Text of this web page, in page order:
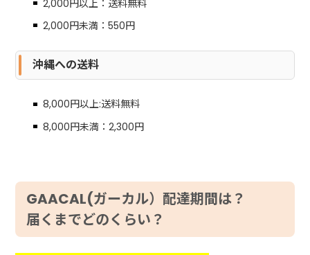
2,000円以上：送料無料
2,000円未満：550円
沖縄への送料
8,000円以上:送料無料
8,000円未満：2,300円
GAACAL(ガーカル）配達期間は？
届くまでどのくらい？